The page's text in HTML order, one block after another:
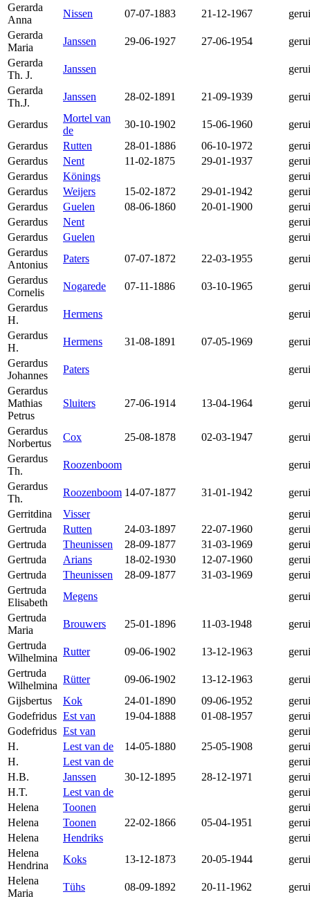
Gerarda
Anna
Nissen 07-07-1883 21-12-1967
Gerarda
Maria
Janssen 29-06-1927 27-06-1954
Gerarda
Th. J.
Janssen
Gerarda
Th.J.
Janssen 28-02-1891 21-09-1939
Gerardus
Mortel van
de
30-10-1902 15-06-1960
Gerardus
Rutten 28-01-1886 06-10-1972
Gerardus
Nent 11-02-1875 29-01-1937
Gerardus
Könings
Gerardus
Weijers 15-02-1872 29-01-1942
Gerardus
Guelen 08-06-1860 20-01-1900
Gerardus
Nent
Gerardus
Guelen
Gerardus
Antonius
Paters 07-07-1872 22-03-1955
Gerardus
Cornelis
Nogarede 07-11-1886 03-10-1965
Gerardus
H.
Hermens
Gerardus
H.
Hermens 31-08-1891 07-05-1969
Gerardus
Johannes
Paters
Gerardus
Mathias
Petrus
Sluiters 27-06-1914 13-04-1964
Gerardus
Norbertus
Cox 25-08-1878 02-03-1947
Gerardus
Th.
Roozenboom
Gerardus
Th.
Roozenboom 14-07-1877 31-01-1942
Gerritdina
Visser
Gertruda
Rutten 24-03-1897 22-07-1960
Gertruda
Theunissen 28-09-1877 31-03-1969
Gertruda
Arians 18-02-1930 12-07-1960
Gertruda
Theunissen 28-09-1877 31-03-1969
Gertruda
Elisabeth
Megens
Gertruda
Maria
Brouwers 25-01-1896 11-03-1948
Gertruda
Wilhelmina
Rutter 09-06-1902 13-12-1963
Gertruda
Wilhelmina
Rütter 09-06-1902 13-12-1963
Gijsbertus
Kok 24-01-1890 09-06-1952
Godefridus Est van 19-04-1888 01-08-1957
Godefridus Est van
H.
Lest van de 14-05-1880 25-05-1908
H.
Lest van de
H.B.
Janssen 30-12-1895 28-12-1971
H.T.
Lest van de
Helena
Toonen
Helena
Toonen 22-02-1866 05-04-1951
Helena
Hendriks
Helena
Hendrina
Koks 13-12-1873 20-05-1944
Helena
Maria
Tühs 08-09-1892 20-11-1962